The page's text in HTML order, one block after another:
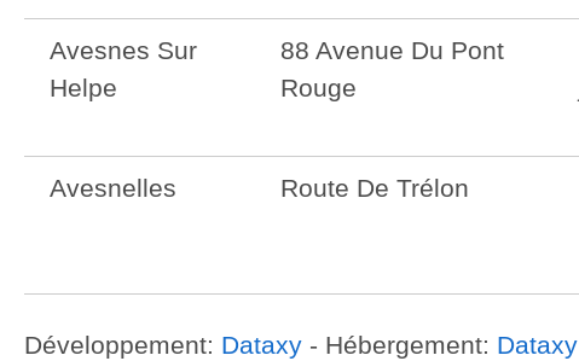
Avesnes Sur
Helpe
88 Avenue Du Pont
Rouge
Avesnelles Route De Trélon
Développement: Dataxy - Hébergement: Dataxy